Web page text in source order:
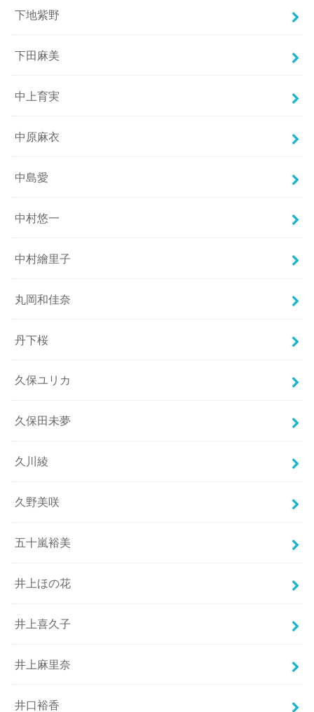
下地紫野
下田麻美
中上育実
中原麻衣
中島愛
中村悠一
中村繪里子
丸岡和佳奈
丹下桜
久保ユリカ
久保田未夢
久川綾
久野美咲
五十嵐裕美
井上ほの花
井上喜久子
井上麻里奈
井口裕香